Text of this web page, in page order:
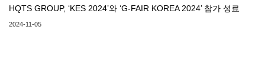
HQTS GROUP, ‘KES 2024’와 ‘G-FAIR KOREA 2024’ 참가 성료
2024-11-05